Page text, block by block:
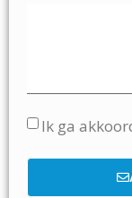
Ik ga